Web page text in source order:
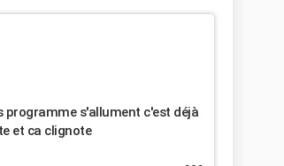
programme s'allument c'est déjà
et ca clignote